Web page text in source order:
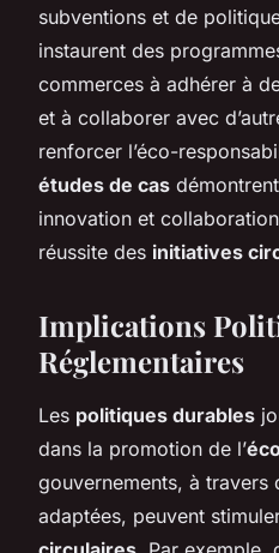
subventions et de
instaurent des
commerces à adhérer à
et à collaborer avec
renforcer l’éco-
études de cas
innovation et
réussite des initiatives
Implications
Réglementaires
Les politiques durables
dans la promotion de l’
gouvernements, à travers
adaptées, peuvent